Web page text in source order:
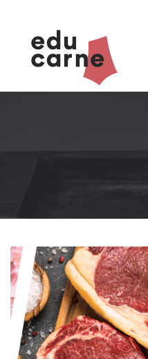
content